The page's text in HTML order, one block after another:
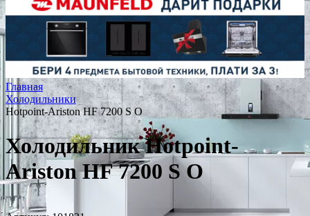
Главная
Холодильники
Hotpoint-Ariston HF 7200 S O
Холодильник Hotpoint-
Ariston HF 7200 S O